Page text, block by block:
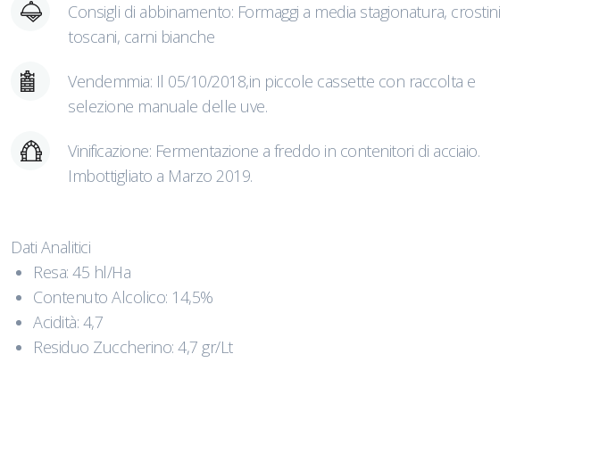
Consigli di abbinamento: Formaggi a media stagionatura, crostini
toscani, carni bianche
Vendemmia: Il 05/10/2018,in piccole cassette con raccolta e
selezione manuale delle uve.
Vinificazione: Fermentazione a freddo in contenitori di acciaio.
Imbottigliato a Marzo 2019.
Dati Analitici
Resa: 45 hl/Ha
Contenuto Alcolico: 14,5%
Acidità: 4,7
Residuo Zuccherino: 4,7 gr/Lt